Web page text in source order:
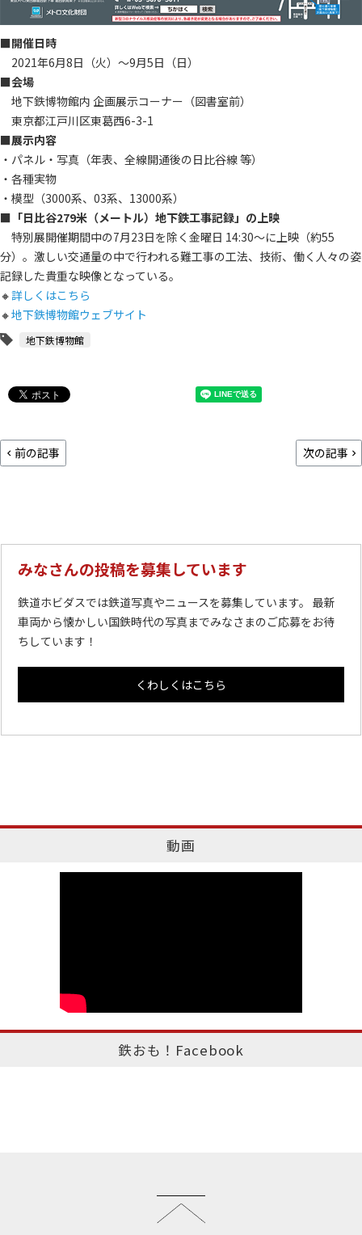
■開催日時
2021年6月8日（火）～9月5日（日）
■会場
地下鉄博物館内 企画展示コーナー（図書室前）
東京都江戸川区東葛西6-3-1
■展示内容
・パネル・写真（年表、全線開通後の日比谷線 等）
・各種実物
・模型（3000系、03系、13000系）
■「日比谷279米（メートル）地下鉄工事記録」の上映
特別展開催期間中の7月23日を除く金曜日 14:30～に上映（約55
分）。激しい交通量の中で行われる難工事の工法、技術、働く人々の姿
記録した貴重な映像となっている。
🔸詳しくはこちら
🔸地下鉄博物館ウェブサイト
地下鉄博物館
前の記事 次の記事
みなさんの投稿を募集しています
鉄道ホビダスでは鉄道写真やニュースを募集しています。 最新
車両から懐かしい国鉄時代の写真までみなさまのご応募をお待
ちしています！
くわしくはこちら
動画
鉄おも！Facebook